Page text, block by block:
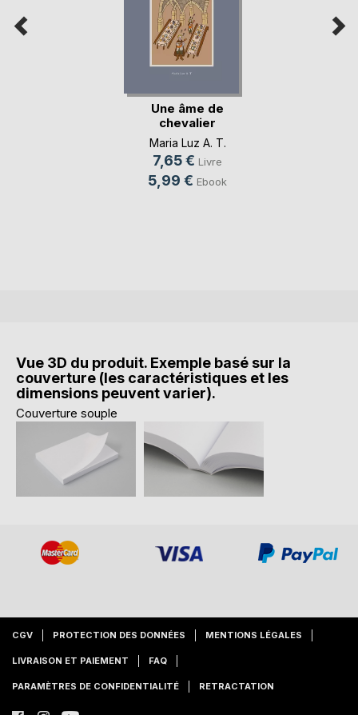
Une âme de
chevalier
Maria Luz A. T.
7,65 € Livre
5,99 € Ebook
Vue 3D du produit. Exemple basé sur la
couverture (les caractéristiques et les
dimensions peuvent varier).
Couverture souple
CGV PROTECTION DES DONNÉES MENTIONS LÉGALES
LIVRAISON ET PAIEMENT FAQ
PARAMÈTRES DE CONFIDENTIALITÉ RETRACTATION